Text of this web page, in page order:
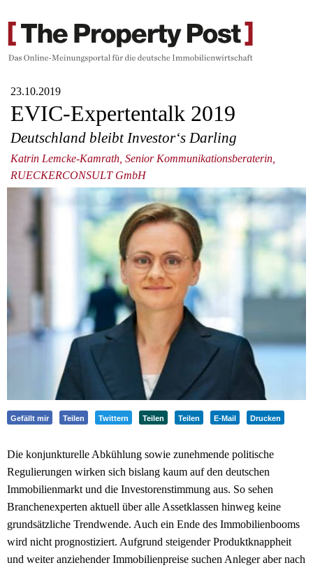
23.10.2019
EVIC-Expertentalk 2019
Deutschland bleibt Investor‘s Darling
Katrin Lemcke-Kamrath, Senior Kommunikationsberaterin,
RUECKERCONSULT GmbH
Gefällt mir Teilen Twittern Teilen Teilen E-Mail Drucken
Die konjunkturelle Abkühlung sowie zunehmende politische
Regulierungen wirken sich bislang kaum auf den deutschen
Immobilienmarkt und die Investorenstimmung aus. So sehen
Branchenexperten aktuell über alle Assetklassen hinweg keine
grundsätzliche Trendwende. Auch ein Ende des Immobilienbooms
wird nicht prognostiziert. Aufgrund steigender Produktknappheit
und weiter anziehender Immobilienpreise suchen Anleger aber nach